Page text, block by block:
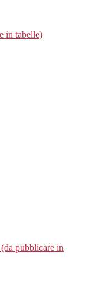
in tabelle)
pubblicare in